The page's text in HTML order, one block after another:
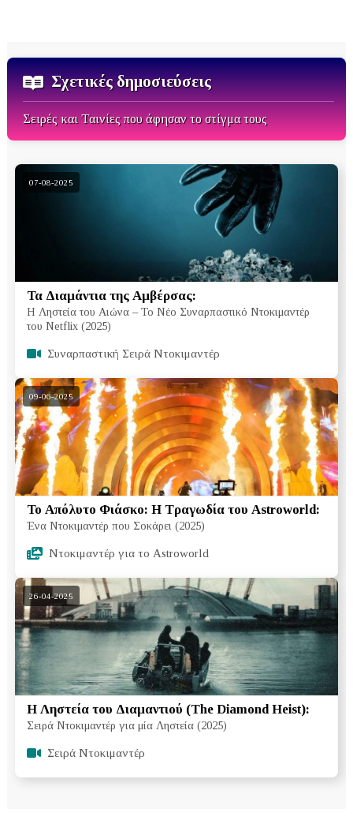
Σχετικές δημοσιεύσεις
Σειρές και Ταινίες που άφησαν το στίγμα τους
Τα Διαμάντια της Αμβέρσας:
Η Ληστεία του Αιώνα – Το Νέο Συναρπαστικό Ντοκιμαντέρ
του Netflix (2025)
Συναρπαστική Σειρά Ντοκιμαντέρ
07-08-2025
Το Απόλυτο Φιάσκο: Η Τραγωδία του Astroworld:
Ένα Ντοκιμαντέρ που Σοκάρει (2025)
Ντοκιμαντέρ για το Astroworld
09-06-2025
Η Ληστεία του Διαμαντιού (The Diamond Heist):
Σειρά Ντοκιμαντέρ για μία Ληστεία (2025)
Σειρά Ντοκιμαντέρ
26-04-2025